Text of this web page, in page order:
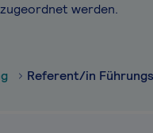
werden.
Referent/in